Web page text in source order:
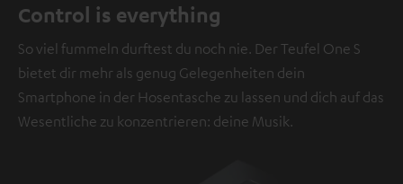
Control is everything
So viel fummeln durftest du noch nie. Der Teufel One S
bietet dir mehr als genug Gelegenheiten dein
Smartphone in der Hosentasche zu lassen und dich auf das
Wesentliche zu konzentrieren: deine Musik.